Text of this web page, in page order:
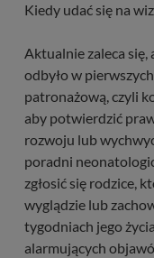
Kiedy udać się na
Aktualnie zaleca
odbyło w
patronażową, czyli
aby potwierdzić
rozwoju lub
poradni
zgłosić się rodzice,
wyglądzie lub
tygodniach jego
alarmujących